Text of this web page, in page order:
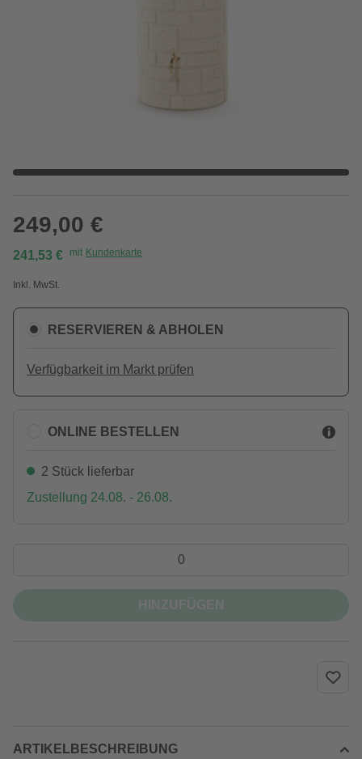
249,00 €
241,53 € mit Kundenkarte
Inkl. MwSt.
RESERVIEREN & ABHOLEN
Verfügbarkeit im Markt prüfen
ONLINE BESTELLEN
2 Stück lieferbar
Zustellung 24.08. - 26.08.
ARTIKELBESCHREIBUNG